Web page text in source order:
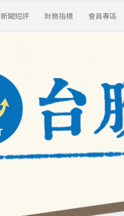
新聞短評 財務指標 會員專區